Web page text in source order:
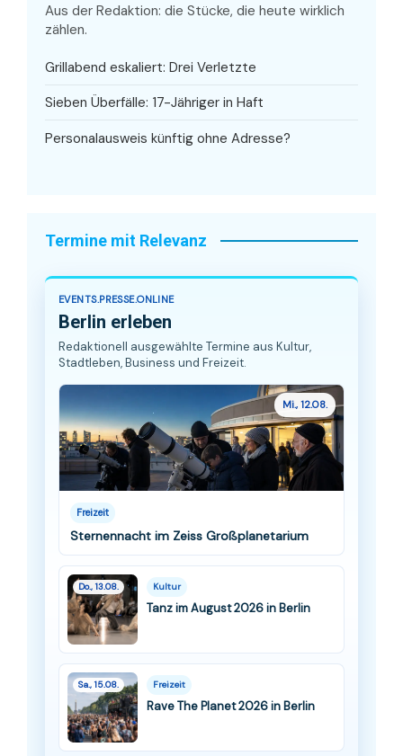
Aus der Redaktion: die Stücke, die heute wirklich
zählen.
Grillabend eskaliert: Drei Verletzte
Sieben Überfälle: 17-Jähriger in Haft
Personalausweis künftig ohne Adresse?
Termine mit Relevanz
EVENTS.PRESSE.ONLINE
Berlin erleben
Redaktionell ausgewählte Termine aus Kultur,
Stadtleben, Business und Freizeit.
Mi., 12.08.
Freizeit
Sternennacht im Zeiss Großplanetarium
Do., 13.08. Kultur
Tanz im August 2026 in Berlin
Sa., 15.08. Freizeit
Rave The Planet 2026 in Berlin